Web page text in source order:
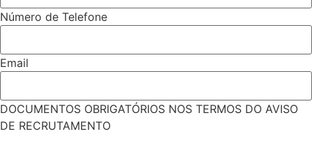
Número de Telefone
Email
DOCUMENTOS OBRIGATÓRIOS NOS TERMOS DO AVISO
DE RECRUTAMENTO